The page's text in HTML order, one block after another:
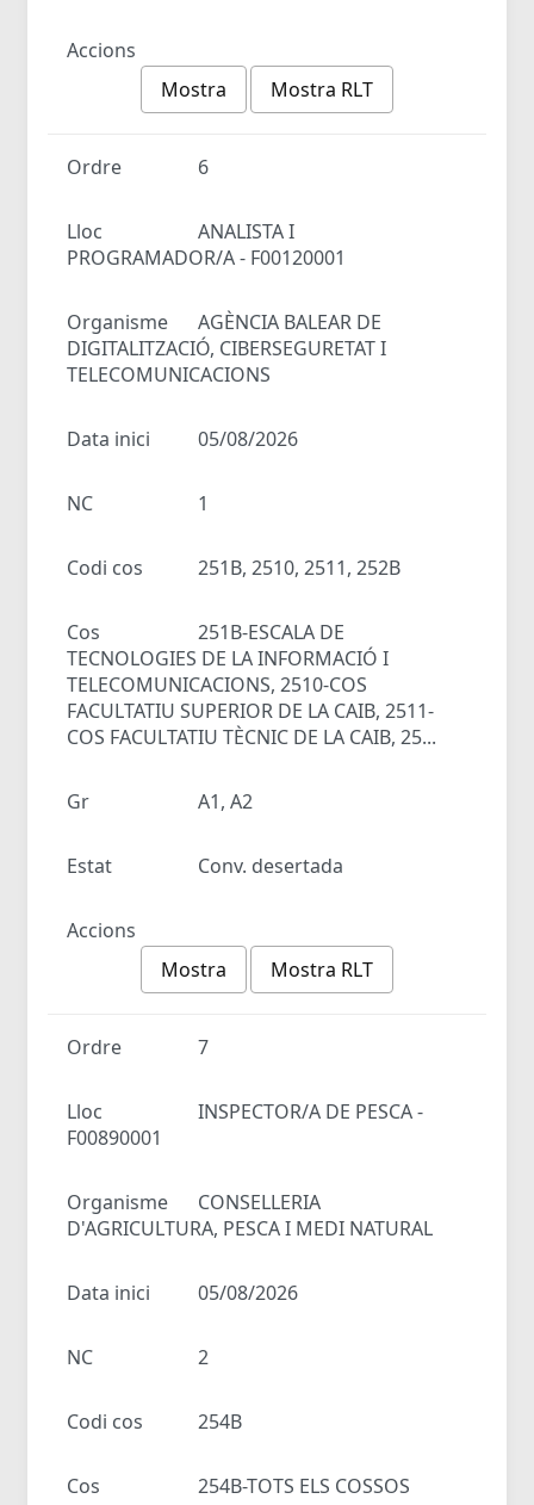
Accions
Mostra
Mostra RLT
Ordre 6
Lloc
ANALISTA I
PROGRAMADOR/A - F00120001
Organisme
AGÈNCIA BALEAR DE
DIGITALITZACIÓ, CIBERSEGURETAT I
TELECOMUNICACIONS
Data inici 05/08/2026
NC 1
Codi cos 251B, 2510, 2511, 252B
Cos
251B-ESCALA DE
TECNOLOGIES DE LA INFORMACIÓ I
TELECOMUNICACIONS, 2510-COS
FACULTATIU SUPERIOR DE LA CAIB, 2511-
COS FACULTATIU TÈCNIC DE LA CAIB, 25...
Gr A1, A2
Estat Conv. desertada
Accions
Mostra
Mostra RLT
Ordre 7
Lloc
INSPECTOR/A DE PESCA -
F00890001
Organisme
CONSELLERIA
D'AGRICULTURA, PESCA I MEDI NATURAL
Data inici 05/08/2026
NC 2
Codi cos 254B
Cos
254B-TOTS ELS COSSOS